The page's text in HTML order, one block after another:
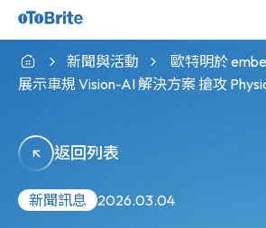
新聞與活動
歐特明於
展示車規 Vision-AI 解決方案 搶攻
返回列表
新聞訊息 2026.03.04